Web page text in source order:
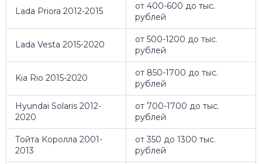
Lada Priora 2012-2015
от 400-600 до тыс.
рублей
Lada Vesta 2015-2020
от 500-1200 до тыс.
рублей
Kia Rio 2015-2020
от 850-1700 до тыс.
рублей
Hyundai Solaris 2012-
2020
от 700-1700 до тыс.
рублей
Тойта Королла 2001-
2013
от 350 до 1300 тыс.
рублей